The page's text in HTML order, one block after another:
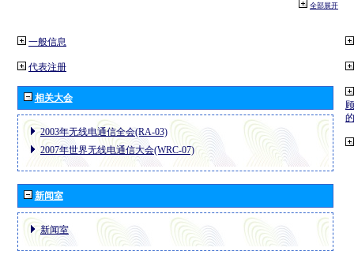
全部展开
一般信息
代表注册
相关大会
2003年无线电通信全会(RA-03)
2007年世界无线电通信大会(WRC-07)
新闻室
新闻室